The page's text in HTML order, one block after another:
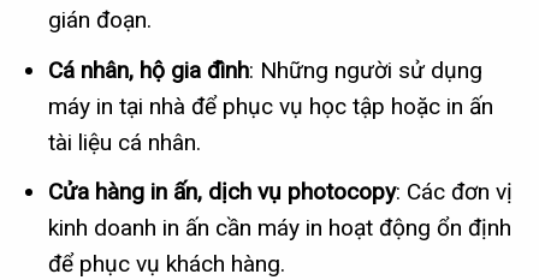
gián đoạn.
Cá nhân, hộ gia đình: Những người sử dụng
máy in tại nhà để phục vụ học tập hoặc in ấn
tài liệu cá nhân.
Cửa hàng in ấn, dịch vụ photocopy: Các đơn vị
kinh doanh in ấn cần máy in hoạt động ổn định
để phục vụ khách hàng.